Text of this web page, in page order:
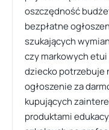
oszczędność
bezpłatne
szukających
czy markowych
dziecko potrzebuje
ogłoszenie za
kupujących
produktami